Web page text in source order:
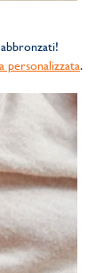
personalizzata.